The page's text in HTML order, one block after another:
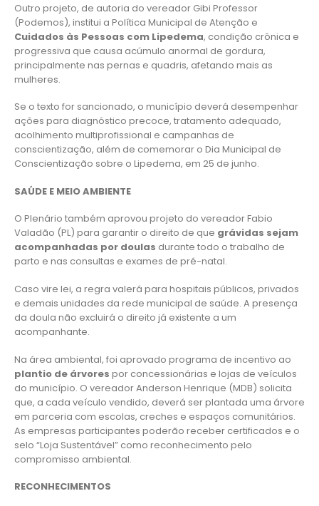
Outro projeto, de autoria do vereador Gibi Professor
(Podemos), institui a Política Municipal de Atenção e
Cuidados às Pessoas com Lipedema, condição crônica e
progressiva que causa acúmulo anormal de gordura,
principalmente nas pernas e quadris, afetando mais as
mulheres.
Se o texto for sancionado, o município deverá desempenhar
ações para diagnóstico precoce, tratamento adequado,
acolhimento multiprofissional e campanhas de
conscientização, além de comemorar o Dia Municipal de
Conscientização sobre o Lipedema, em 25 de junho.
SAÚDE E MEIO AMBIENTE
O Plenário também aprovou projeto do vereador Fabio
Valadão (PL) para garantir o direito de que grávidas sejam
acompanhadas por doulas durante todo o trabalho de
parto e nas consultas e exames de pré-natal.
Caso vire lei, a regra valerá para hospitais públicos, privados
e demais unidades da rede municipal de saúde. A presença
da doula não excluirá o direito já existente a um
acompanhante.
Na área ambiental, foi aprovado programa de incentivo ao
plantio de árvores por concessionárias e lojas de veículos
do município. O vereador Anderson Henrique (MDB) solicita
que, a cada veículo vendido, deverá ser plantada uma árvore
em parceria com escolas, creches e espaços comunitários.
As empresas participantes poderão receber certificados e o
selo “Loja Sustentável” como reconhecimento pelo
compromisso ambiental.
RECONHECIMENTOS